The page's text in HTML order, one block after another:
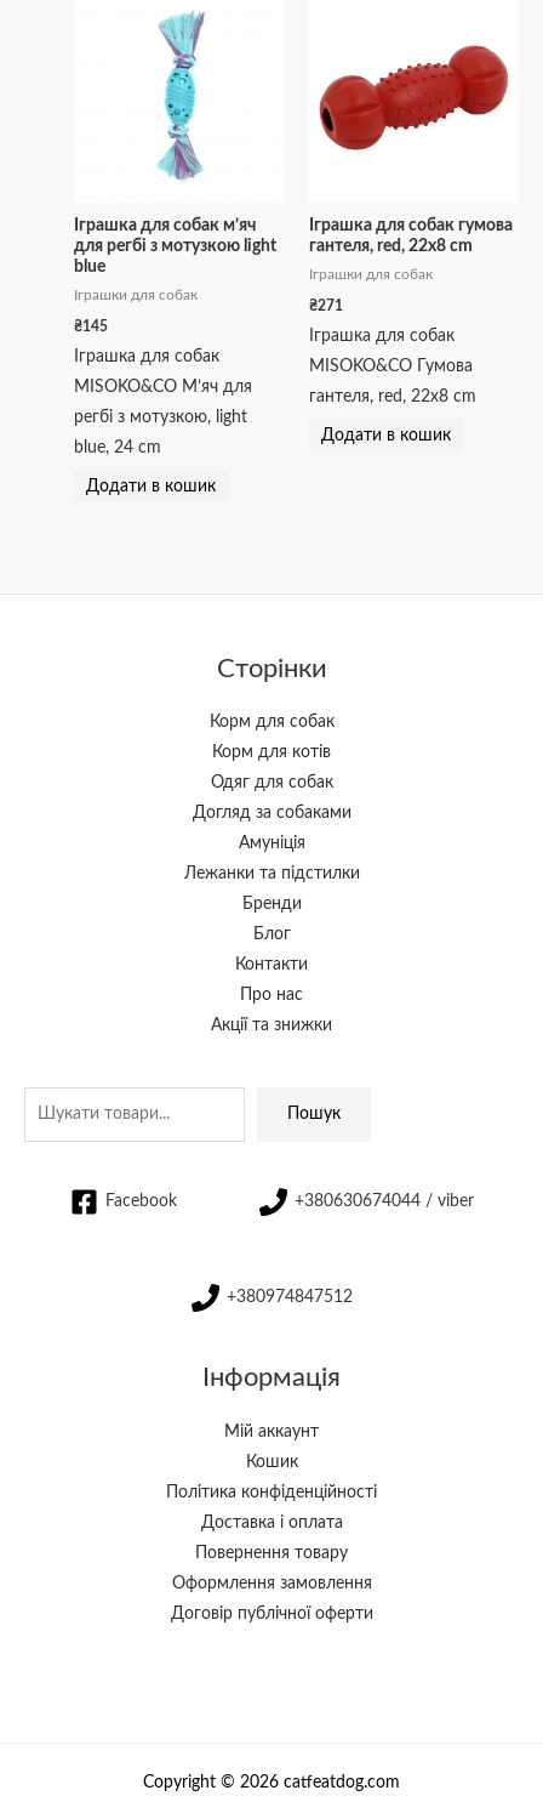
Іграшка для собак м’яч
для регбі з мотузкою light
blue
Іграшки для собак
₴145
Іграшка для собак
MISOKO&CO М’яч для
регбі з мотузкою, light
blue, 24 cm
Додати в кошик
Іграшка для собак гумова
гантеля, red, 22х8 cm
Іграшки для собак
₴271
Іграшка для собак
MISOKO&CO Гумова
гантеля, red, 22х8 cm
Додати в кошик
Сторінки
Корм для собак
Корм для котів
Одяг для собак
Догляд за собаками
Амуніція
Лежанки та підстилки
Бренди
Блог
Контакти
Про нас
Акції та знижки
Пошук
Facebook +380630674044 / viber
+380974847512
Інформація
Мій аккаунт
Кошик
Політика конфіденційності
Доставка і оплата
Повернення товару
Оформлення замовлення
Договір публічної оферти
Copyright © 2026 catfeatdog.com